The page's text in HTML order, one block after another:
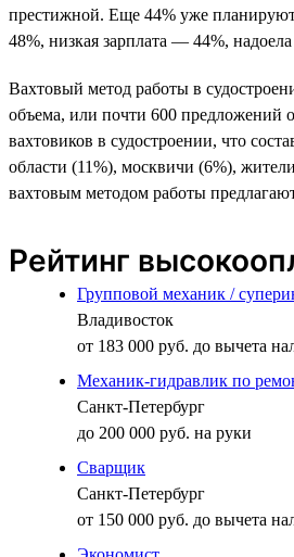
престижной. Еще 44% уже
48%, низкая зарплата — 44%,
Вахтовый метод работы в
объема, или почти 600 предложений
вахтовиков в судостроении, что
области (11%), москвичи (6%),
вахтовым методом работы
Рейтинг
Групповой механик /
Владивосток
от 183 000 руб. до вычета
Механик-гидравлик по
Санкт-Петербург
до 200 000 руб. на руки
Сварщик
Санкт-Петербург
от 150 000 руб. до вычета